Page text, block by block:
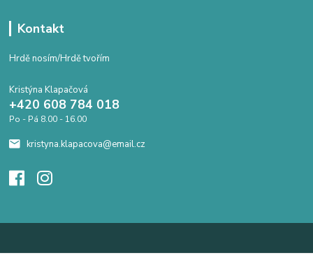
Kontakt
Hrdě nosím/Hrdě tvořím
Kristýna Klapačová
+420 608 784 018
Po - Pá 8.00 - 16.00
kristyna.klapacova@email.cz